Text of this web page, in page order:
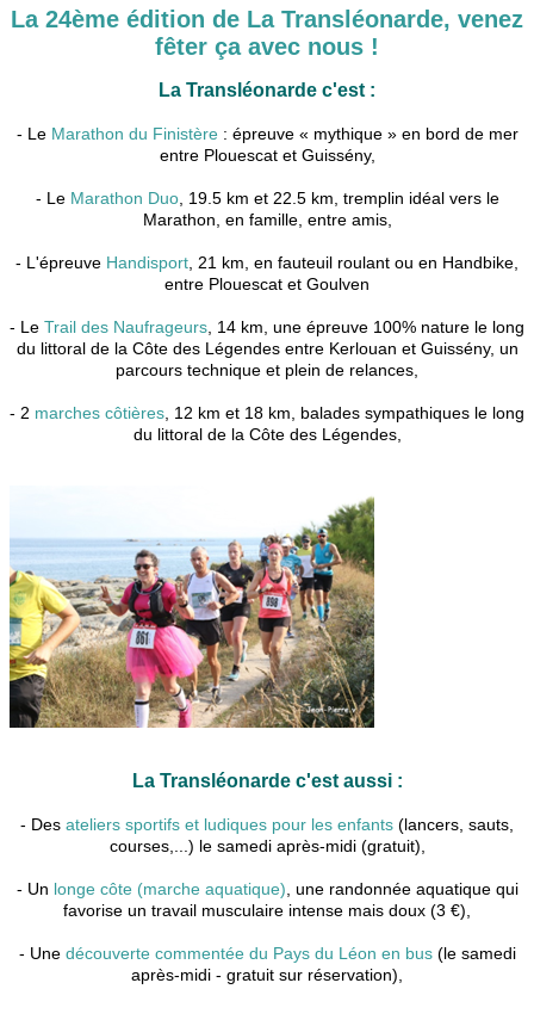
La 24ème édition de La Transléonarde, venez
fêter ça avec nous !
La Transléonarde c'est :
- Le Marathon du Finistère: épreuve « mythique » en bord de mer
entre Plouescat et Guissény,
- Le Marathon Duo, 19.5 km et 22.5 km, tremplin idéal vers le
Marathon, en famille, entre amis,
- L'épreuve Handisport , 21 km, en fauteuil roulant ou en Handbike,
entre Plouescat et Goulven
- Le Trail des Naufrageurs , 14 km, une épreuve 100% nature le long
du littoral de la Côte des Légendes entre Kerlouan et Guissény, un
parcours technique et plein de relances,
- 2 marches côtières , 12 km et 18 km, balades sympathiques le long
du littoral de la Côte des Légendes,
La Transléonarde c'est aussi :
- Des ateliers sportifs et ludiques pour les enfants (lancers, sauts,
courses,...) le samedi après-midi (gratuit),
- Un longe côte (marche aquatique) , une randonnée aquatique qui
favorise un travail musculaire intense mais doux (3 €),
- Une découverte commentée du Pays du Léon en bus(le samedi
après-midi - gratuit sur réservation),